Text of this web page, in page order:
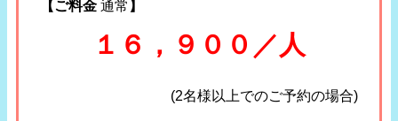
【ご料金 通常 】
１６，９００／人
(2名様以上でのご予約の場合)